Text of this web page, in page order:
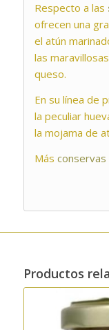
Respecto a las
ofrecen una
el atún
las
queso.
En su línea de
la peculiar
la mojama de
Más conservas
Productos